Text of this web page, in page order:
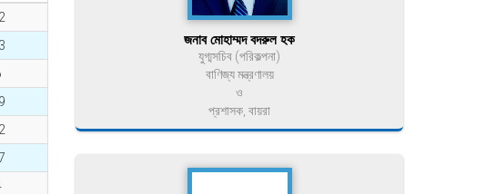
জনাব মোহাম্মদ বদরুল হক
যুগ্মসচিব (পরিকল্পনা)
বাণিজ্য মন্ত্রণালয়
ও
প্রশাসক, বায়রা